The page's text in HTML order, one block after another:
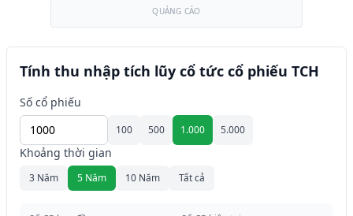
QUẢNG CÁO
Tính thu nhập tích lũy cổ tức cổ phiếu TCH
Số cổ phiếu
100 500 1.000 5.000
Khoảng thời gian
3 Năm 5 Năm 10 Năm Tất cả